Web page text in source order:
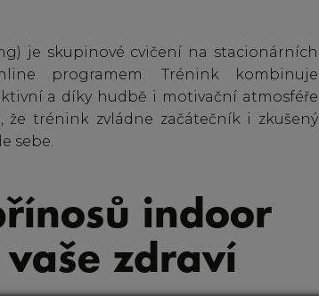
je skupinové cvičení na stacionárních
programem. Trénink kombinuje
a díky hudbě i motivační atmosféře
trénink zvládne začátečník i zkušený
sebe.
indoor
zdraví